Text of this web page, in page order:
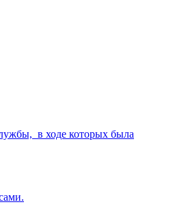
в ходе которых была